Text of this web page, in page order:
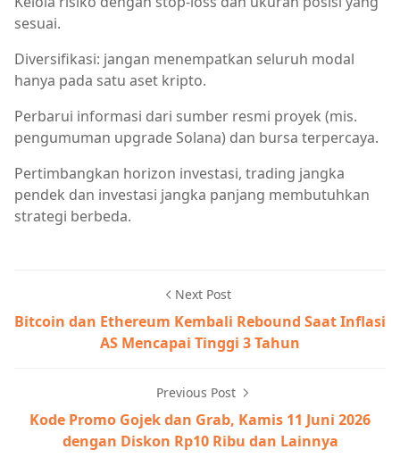
sesuai.
Diversifikasi: jangan menempatkan seluruh modal
hanya pada satu aset kripto.
Perbarui informasi dari sumber resmi proyek (mis.
pengumuman upgrade Solana) dan bursa terpercaya.
Pertimbangkan horizon investasi, trading jangka
pendek dan investasi jangka panjang membutuhkan
strategi berbeda.
Next Post
Bitcoin dan Ethereum Kembali Rebound Saat Inflasi
AS Mencapai Tinggi 3 Tahun
Previous Post
Kode Promo Gojek dan Grab, Kamis 11 Juni 2026
dengan Diskon Rp10 Ribu dan Lainnya